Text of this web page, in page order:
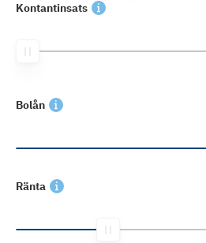
Kontantinsats
Bolån
Ränta